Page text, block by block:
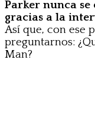
Parker nunca
gracias a la
Así que, con ese
preguntarnos:
Man?